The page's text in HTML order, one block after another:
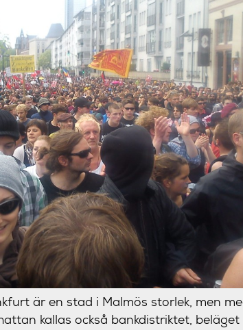
är en stad i Malmös storlek, men
kallas också bankdistriktet,